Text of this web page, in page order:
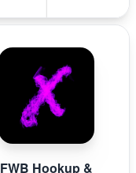
FWB Hookup &